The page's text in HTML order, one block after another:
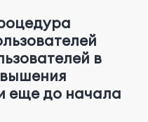
в
еще до начала